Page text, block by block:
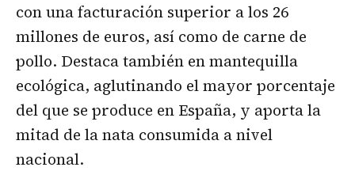
con una facturación superior a los 26
millones de euros, así como de carne de
pollo. Destaca también en mantequilla
ecológica, aglutinando el mayor porcentaje
del que se produce en España, y aporta la
mitad de la nata consumida a nivel
nacional.